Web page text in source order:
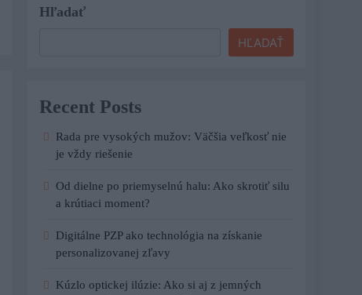
Hľadať
HĽADAŤ
Recent Posts
Rada pre vysokých mužov: Väčšia veľkosť nie
je vždy riešenie
Od dielne po priemyselnú halu: Ako skrotiť silu
a krútiaci moment?
Digitálne PZP ako technológia na získanie
personalizovanej zľavy
Kúzlo optickej ilúzie: Ako si aj z jemných